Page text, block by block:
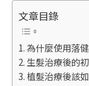
文章目錄
為什麼使用落
生髮治療後的
植髮治療後該